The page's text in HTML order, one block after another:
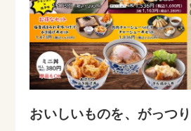
おいしいものを、がっつ